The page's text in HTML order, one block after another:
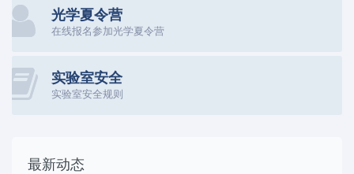
光学夏令营
在线报名参加光学夏令营
实验室安全
实验室安全规则
最新动态